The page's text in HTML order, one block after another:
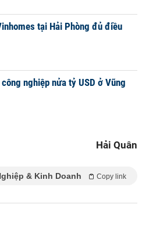
tại Hải Phòng đủ điều
nghiệp nửa tỷ USD ở Vũng
Hải Quân
& Kinh Doanh Copy link